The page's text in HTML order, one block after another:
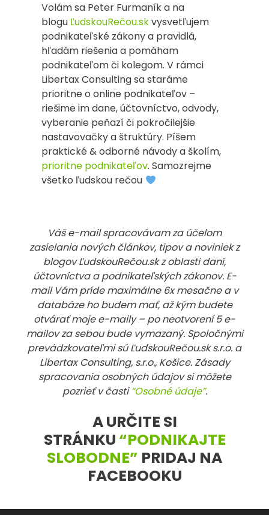
Volám sa Peter Furmaník a na
blogu ĽudskouRečou.skvysvetľujem
podnikateľské zákony a pravidlá,
hľadám riešenia a pomáham
podnikateľom či kolegom. V rámci
Libertax Consulting sa staráme
prioritne o online podnikateľov –
riešime im dane, účtovníctvo, odvody,
vyberanie peňazí či pokročilejšie
nastavovačky a štruktúry. Píšem
praktické & odborné návody a školím,
prioritne podnikateľov. Samozrejme
všetko ľudskou rečou
Váš e-mail spracovávam za účelom
zasielania nových článkov, tipov a noviniek z
blogov ĽudskouRečou.sk z oblasti daní,
účtovníctva a podnikateľských zákonov. E-
mail Vám príde maximálne 6x mesačne a v
databáze ho budem mať, až kým budete
otvárať moje e-maily – po neotvorení 5 e-
mailov za sebou bude vymazaný. Spoločnými
prevádzkovateľmi sú ĽudskouRečou.sk s.r.o. a
Libertax Consulting, s.r.o., Košice. Zásady
spracovania osobných údajov si môžete
pozrieť v časti“Osobné údaje”.
A URČITE SI
STRÁNKU “PODNIKAJTE
SLOBODNE” PRIDAJ NA
FACEBOOKU